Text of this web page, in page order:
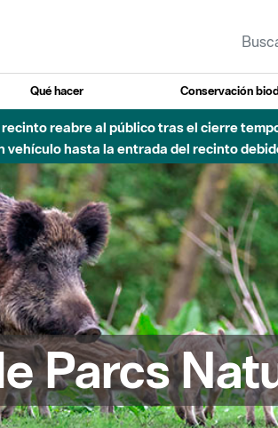
Qué hacer Conservación
reabre al público tras el cierre
hasta la entrada del recinto
Parcs